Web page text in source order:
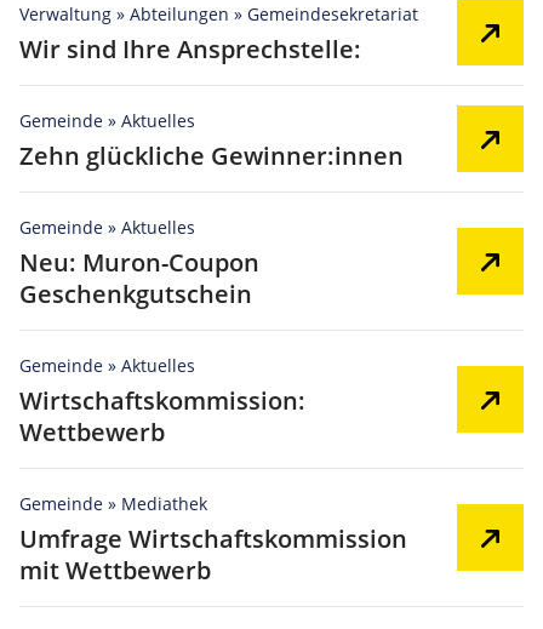
Verwaltung » Abteilungen » Gemeindesekretariat
Wir sind Ihre Ansprechstelle:
Gemeinde » Aktuelles
Zehn glückliche Gewinner:innen
Gemeinde » Aktuelles
Neu: Muron-Coupon
Geschenkgutschein
Gemeinde » Aktuelles
Wirtschaftskommission:
Wettbewerb
Gemeinde » Mediathek
Umfrage Wirtschaftskommission
mit Wettbewerb